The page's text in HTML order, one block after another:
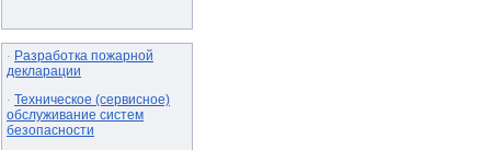
· Разработка пожарной
декларации
· Техническое (сервисное)
обслуживание систем
безопасности